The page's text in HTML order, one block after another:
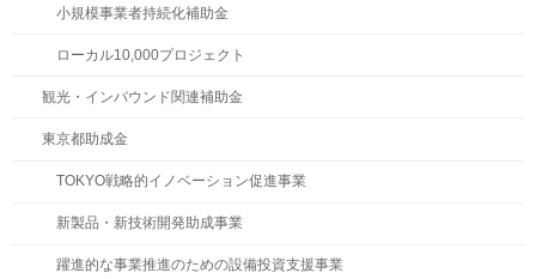
小規模事業者持続化補助金
ローカル10,000プロジェクト
観光・インバウンド関連補助金
東京都助成金
TOKYO戦略的イノベーション促進事業
新製品・新技術開発助成事業
躍進的な事業推進のための設備投資支援事業